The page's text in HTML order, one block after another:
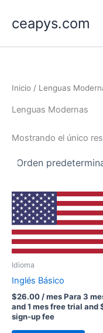
contenido
ceapys.com
Inicio / Lenguas
Lenguas Modernas
Mostrando el único
Idioma
Inglés Básico
$26.00/ mesPara 3
and 1 mes free trial and
sign-up fee